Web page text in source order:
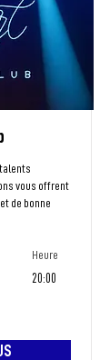
vous offrent
de bonne
Heure
20:00